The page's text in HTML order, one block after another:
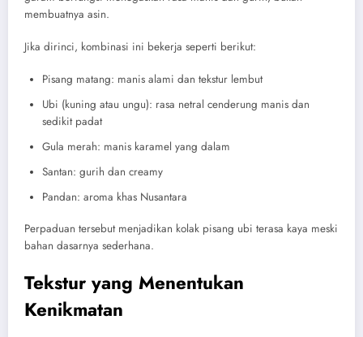
membuatnya asin.
Jika dirinci, kombinasi ini bekerja seperti berikut:
Pisang matang: manis alami dan tekstur lembut
Ubi (kuning atau ungu): rasa netral cenderung manis dan
sedikit padat
Gula merah: manis karamel yang dalam
Santan: gurih dan creamy
Pandan: aroma khas Nusantara
Perpaduan tersebut menjadikan kolak pisang ubi terasa kaya meski
bahan dasarnya sederhana.
Tekstur yang Menentukan
Kenikmatan